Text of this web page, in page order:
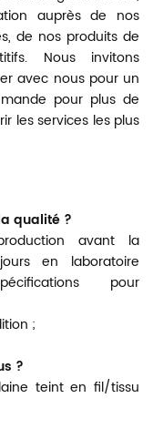
auprès de nos
de nos produits de
Nous invitons
avec nous pour un
pour plus de
les services les plus
qualité ?
avant la
en laboratoire
pour
;
?
teint en fil/tissu